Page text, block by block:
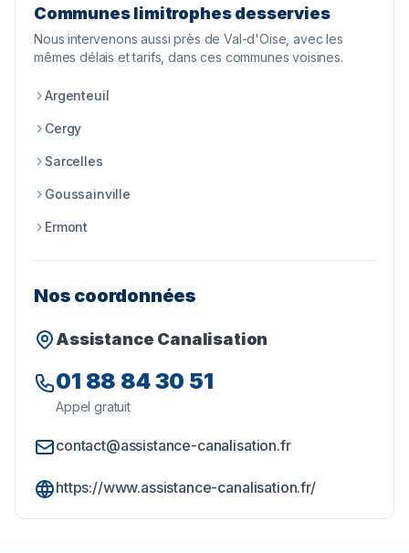
Communes limitrophes desservies
Nous intervenons aussi près deVal-d'Oise , avec les
mêmes délais et tarifs, dans ces communes voisines.
Argenteuil
Cergy
Sarcelles
Goussainville
Ermont
Nos coordonnées
Assistance Canalisation
01 88 84 30 51
Appel gratuit
contact@assistance-canalisation.fr
https://www.assistance-canalisation.fr/